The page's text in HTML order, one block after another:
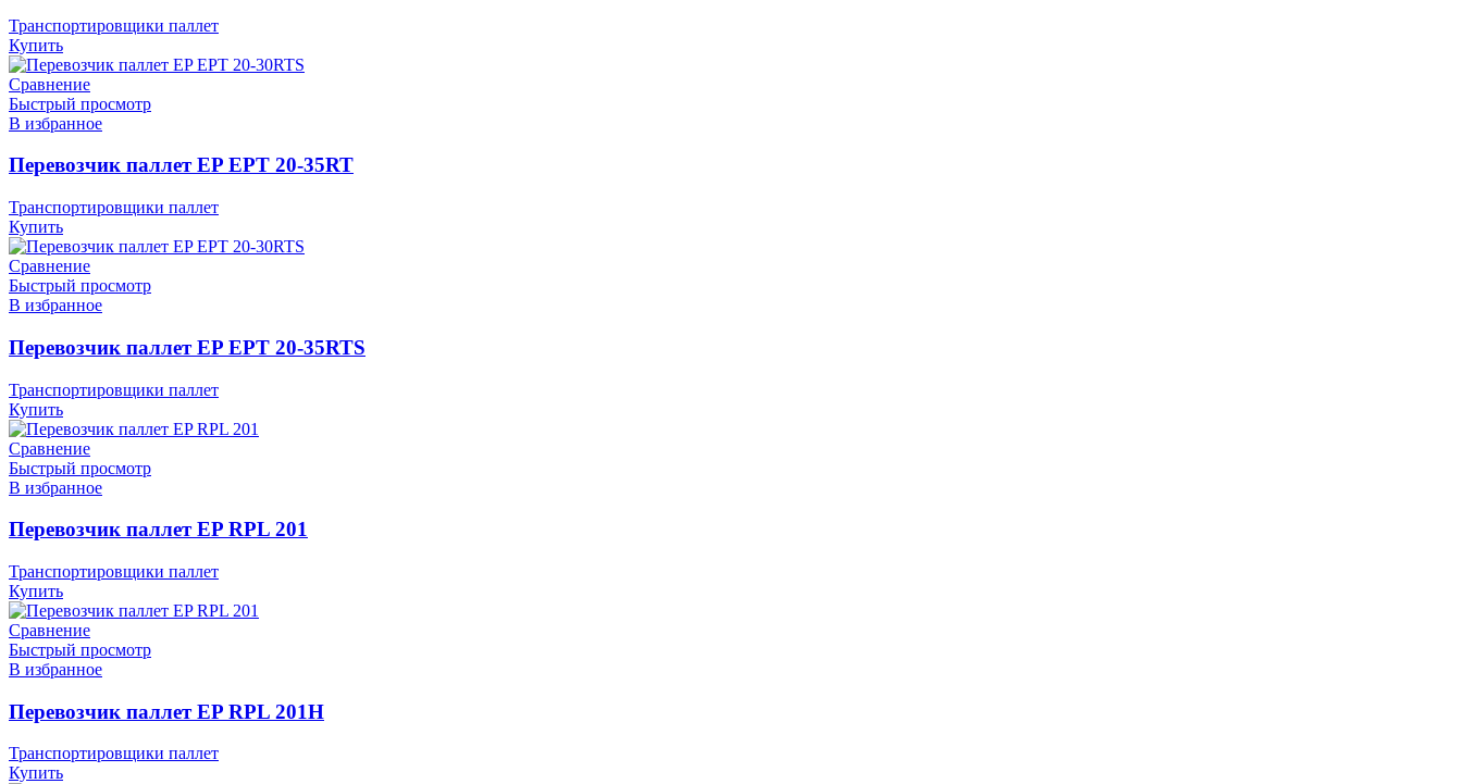
Транспортировщики паллет
Купить
Сравнение
Быстрый просмотр
В избранное
Перевозчик паллет EP EPT 20-35RT
Транспортировщики паллет
Купить
Сравнение
Быстрый просмотр
В избранное
Перевозчик паллет EP EPT 20-35RTS
Транспортировщики паллет
Купить
Сравнение
Быстрый просмотр
В избранное
Перевозчик паллет EP RPL 201
Транспортировщики паллет
Купить
Сравнение
Быстрый просмотр
В избранное
Перевозчик паллет EP RPL 201H
Транспортировщики паллет
Купить